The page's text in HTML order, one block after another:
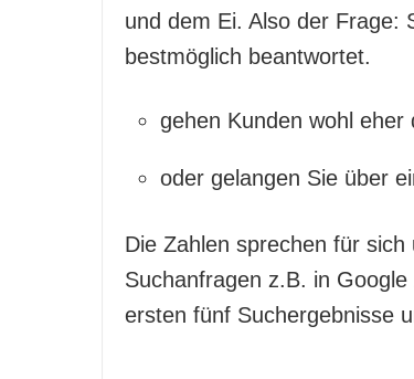
und dem Ei. Also der Frage:
bestmöglich beantwortet.
gehen Kunden wohl
oder gelangen Sie über
Die Zahlen sprechen für
Suchanfragen z.B. in
ersten fünf Suchergebnisse